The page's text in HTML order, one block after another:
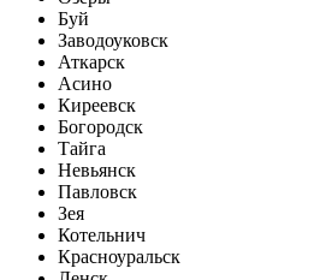
Буй
Заводоуковск
Аткарск
Асино
Киреевск
Богородск
Тайга
Невьянск
Павловск
Зея
Котельнич
Красноуральск